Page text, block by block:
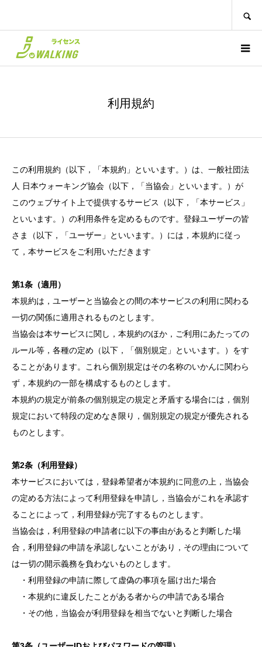
利用規約
この利用規約（以下，「本規約」といいます。）は、一般社団法
人 日本ウォーキング協会（以下，「当協会」といいます。）が
このウェブサイト上で提供するサービス（以下，「本サービス」
といいます。）の利用条件を定めるものです。登録ユーザーの皆
さま（以下，「ユーザー」といいます。）には，本規約に従っ
て，本サービスをご利用いただきます
第1条（適用）
本規約は，ユーザーと当協会との間の本サービスの利用に関わる
一切の関係に適用されるものとします。
当協会は本サービスに関し，本規約のほか，ご利用にあたっての
ルール等，各種の定め（以下，「個別規定」といいます。）をす
ることがあります。これら個別規定はその名称のいかんに関わら
ず，本規約の一部を構成するものとします。
本規約の規定が前条の個別規定の規定と矛盾する場合には，個別
規定において特段の定めなき限り，個別規定の規定が優先される
ものとします。
第2条（利用登録）
本サービスにおいては，登録希望者が本規約に同意の上，当協会
の定める方法によって利用登録を申請し，当協会がこれを承認す
ることによって，利用登録が完了するものとします。
当協会は，利用登録の申請者に以下の事由があると判断した場
合，利用登録の申請を承認しないことがあり，その理由について
は一切の開示義務を負わないものとします。
・利用登録の申請に際して虚偽の事項を届け出た場合
・本規約に違反したことがある者からの申請である場合
・その他，当協会が利用登録を相当でないと判断した場合